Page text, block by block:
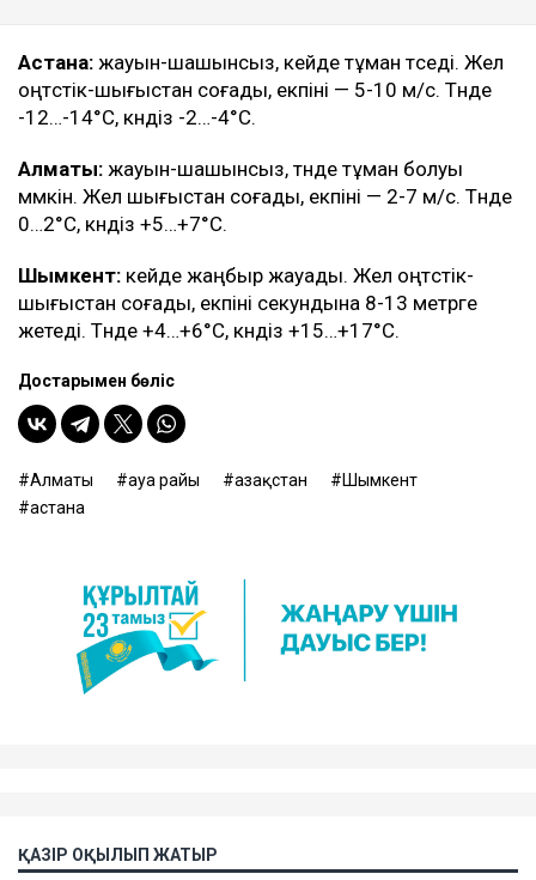
Астана: жауын-шашынсыз, кейде тұман түседі. Жел
оңтүстік-шығыстан соғады, екпіні — 5-10 м/с. Түнде
-12…-14°C, күндіз -2…-4°C.
Алматы: жауын-шашынсыз, түнде тұман болуы
мүмкін. Жел шығыстан соғады, екпіні — 2-7 м/с. Түнде
0…2°C, күндіз +5…+7°C.
Шымкент: кейде жаңбыр жауады. Жел оңтүстік-
шығыстан соғады, екпіні секундына 8-13 метрге
жетеді. Түнде +4…+6°C, күндіз +15…+17°C.
Достарыңмен бөліс
Алматы ауа райы Қазақстан
Шымкент
астана
ҚАЗІР ОҚЫЛЫП ЖАТЫР